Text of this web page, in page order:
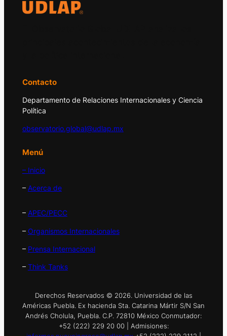
Contacto
Departamento de Relaciones Internacionales y Ciencia
Política
observatorio.global@udlap.mx
Menú
– Inicio
– Acerca de
– APEC/PECC
– Organismos Internacionales
– Prensa Internacional
– Think Tanks
Derechos Reservados © 2026. Universidad de las
Américas Puebla. Ex hacienda Sta. Catarina Mártir S/N San
Andrés Cholula, Puebla. C.P. 72810 México Conmutador:
+52 (222) 229 20 00 | Admisiones: